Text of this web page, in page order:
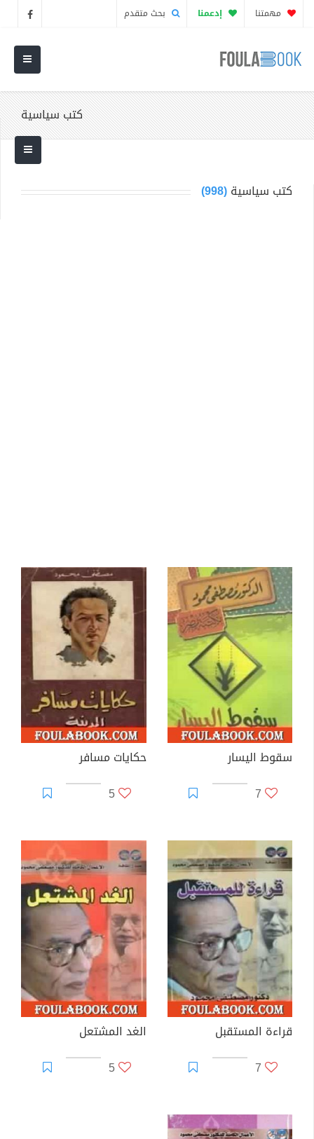
مهمتنا إدعمنا بحث متقدم
كتب سياسية
كتب سياسية(998)
سقوط اليسار
7
حكايات مسافر
5
قراءة المستقبل
7
الغد المشتعل
5